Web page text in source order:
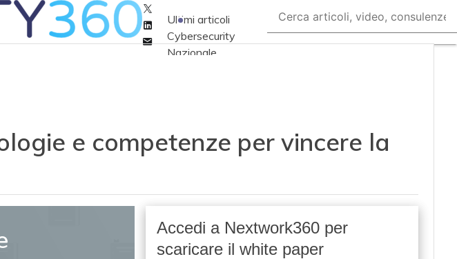
Linkedin
Email
Ultimi articoli
Cybersecurity
Nazionale
Soluzioni aziendali
Corsi cybersecurity
Chi siamo
e competenze per vincere la
Accedi a Nextwork360 per
scaricare il white paper